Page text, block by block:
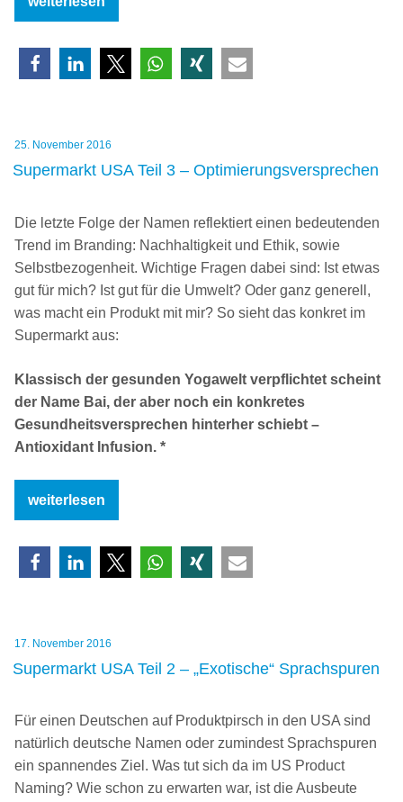
Technologiemarke
von
Rohde
Veröffentlicht
am
25. November 2016
Supermarkt USA Teil 3 – Optimierungsversprechen
Die letzte Folge der Namen reflektiert einen bedeutenden
Trend im Branding: Nachhaltigkeit und Ethik, sowie
Selbstbezogenheit. Wichtige Fragen dabei sind: Ist etwas
gut für mich? Ist gut für die Umwelt? Oder ganz generell,
was macht ein Produkt mit mir? So sieht das konkret im
Supermarkt aus:
Klassisch der gesunden Yogawelt verpflichtet scheint
der Name Bai, der aber noch ein konkretes
Gesundheitsversprechen hinterher schiebt –
Antioxidant Infusion. *
„Supermarkt
USA
Teil
3
weiterlesen
Veröffentlicht
am
17. November 2016
Supermarkt USA Teil 2 – „Exotische“ Sprachspuren
Für einen Deutschen auf Produktpirsch in den USA sind
natürlich deutsche Namen oder zumindest Sprachspuren
ein spannendes Ziel. Was tut sich da im US Product
Naming? Wie schon zu erwarten war, ist die Ausbeute